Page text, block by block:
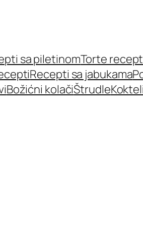
sa piletinomTorte
Recepti sa jabukama
Božićni kolačiŠtrudleKokteli